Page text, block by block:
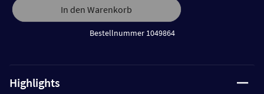
In den Warenkorb
Bestellnummer 1049864
Highlights